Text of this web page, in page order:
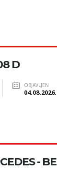
D
OBJAVLJEN
04.08.2026.
- BE